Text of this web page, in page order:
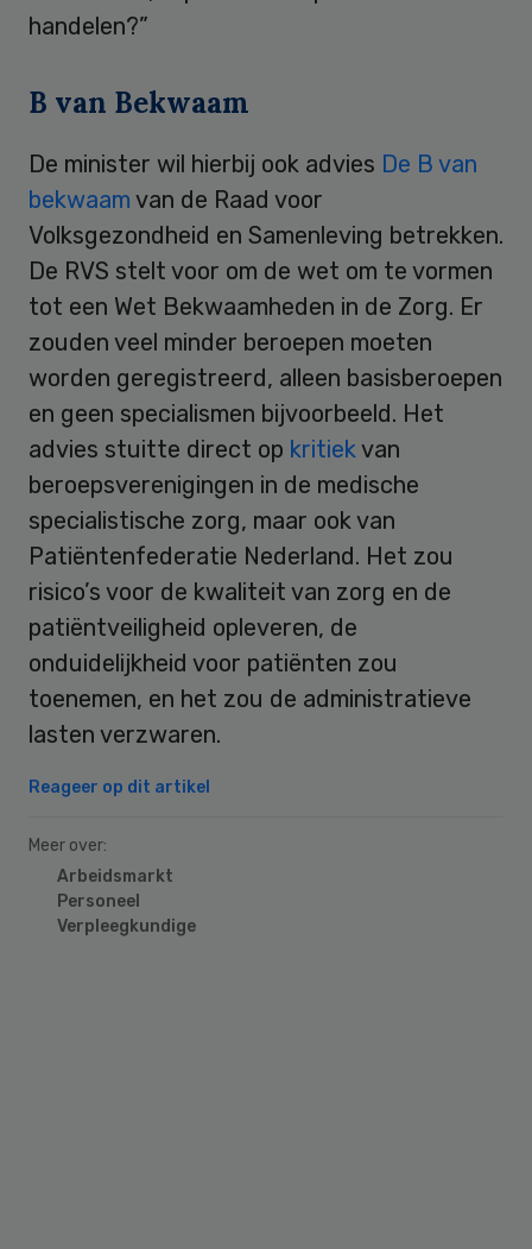
handelen?”
B van Bekwaam
De minister wil hierbij ook advies De B van
bekwaam van de Raad voor
Volksgezondheid en Samenleving betrekken.
De RVS stelt voor om de wet om te vormen
tot een Wet Bekwaamheden in de Zorg. Er
zouden veel minder beroepen moeten
worden geregistreerd, alleen basisberoepen
en geen specialismen bijvoorbeeld. Het
advies stuitte direct op kritiek van
beroepsverenigingen in de medische
specialistische zorg, maar ook van
Patiëntenfederatie Nederland. Het zou
risico’s voor de kwaliteit van zorg en de
patiëntveiligheid opleveren, de
onduidelijkheid voor patiënten zou
toenemen, en het zou de administratieve
lasten verzwaren.
Reageer op dit artikel
Meer over:
Arbeidsmarkt
Personeel
Verpleegkundige